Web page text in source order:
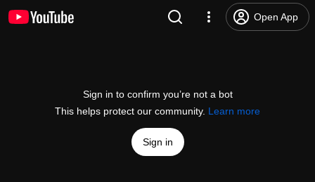
Open App
Sign in to confirm you’re not a bot
This helps protect our community. Learn more
Sign in